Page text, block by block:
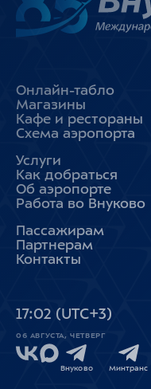
Онлайн-табло
Магазины
Кафе и рестораны
Схема аэропорта
Услуги
Как добраться
Об аэропорте
Работа во Внуково
Пассажирам
Партнерам
Контакты
17:02 (UTC+3)
06 АВГУСТА, ЧЕТВЕРГ
Внуково Минтранс